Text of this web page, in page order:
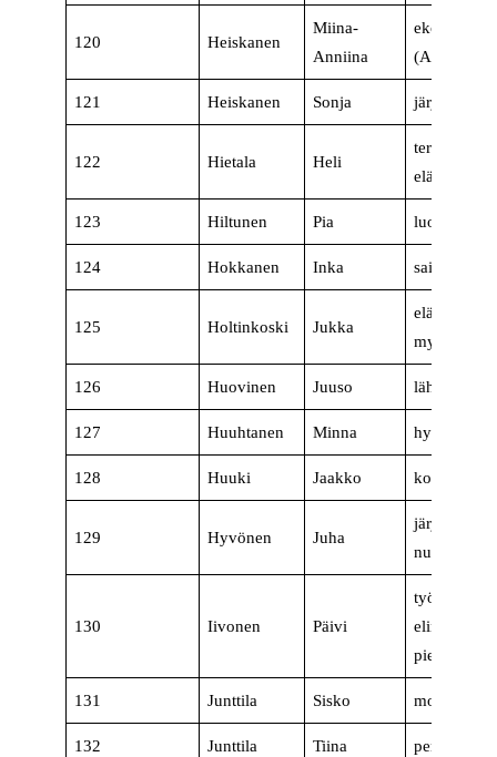
120 Heiskanen
Miina-
Anniina
ekonomi,
(AMK)
121 Heiskanen Sonja järjestäjä
122 Hietala Heli
eläkeläinen
123 Hiltunen Pia
124 Hokkanen Inka
125 Holtinkoski Jukka
eläkeläinen,
126 Huovinen Juuso lähihoitaja
127 Huuhtanen Minna
128 Huuki Jaakko kouluttaja
129 Hyvönen Juha
130 Iivonen Päivi
työ- ja
pienyrittäjä
131 Junttila Sisko
132 Junttila Tiina